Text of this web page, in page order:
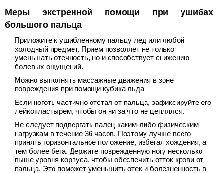
Меры экстренной помощи при ушибах
большого пальца
Приложите к ушибленному пальцу лед или любой
холодный предмет. Прием позволяет не только
уменьшать отечность, но и способствует снижению
болевых ощущений.
Можно выполнять массажные движения в зоне
повреждения при помощи кубика льда.
Если ноготь частично отстал от пальца, зафиксируйте его
лейкопластырем, чтобы он ни за что не цеплялся.
Не следует подвергать палец каким-либо физическим
нагрузкам в течение 36 часов. Поэтому лучше всего
принять горизонтальное положение, избегая хождения, а
тем более бега. Держите поврежденную ногу несколько
выше уровня корпуса, чтобы обеспечить отток крови от
пальца. Это поможет уменьшить отек и болезненность в